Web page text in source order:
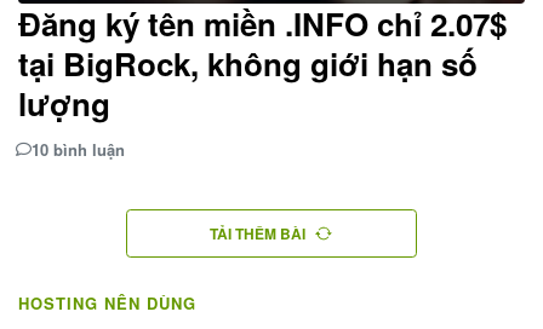
Đăng ký tên miền .INFO chỉ 2.07$
tại BigRock, không giới hạn số
lượng
10 bình luận
TẢI THÊM BÀI
HOSTING NÊN DÙNG